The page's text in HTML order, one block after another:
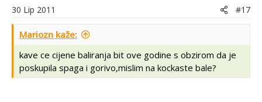
30 Lip 2011 #17
Mariozn kaže:
kave ce cijene baliranja bit ove godine s obzirom da je
poskupila spaga i gorivo,mislim na kockaste bale?